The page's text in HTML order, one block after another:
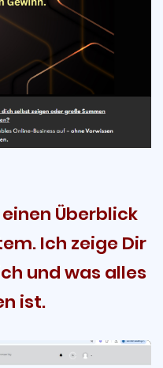
Überblick
Ich zeige Dir
und was alles
ist.